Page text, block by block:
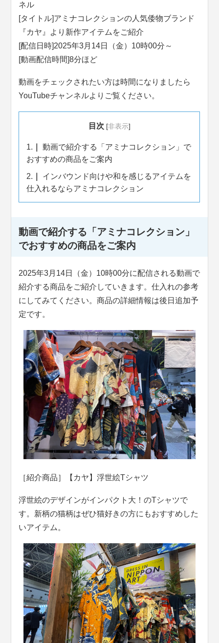
ネル
[タイトル]アミナコレクションの人気倭物ブランド
『カヤ』より新作アイテムをご紹介
[配信日時]2025年3月14日（金）10時00分～
[動画配信時間]8分ほど
動画をチェックされたい方は時間になりましたら
YouTubeチャンネルよりご覧ください。
目次 [非表示]
1.
動画で紹介する「アミナコレクション」で
おすすめの商品をご案内
2.
インバウンド向けや和を感じるアイテムを
仕入れるならアミナコレクション
動画で紹介する「アミナコレクション」
でおすすめの商品をご案内
2025年3月14日（金）10時00分に配信される動画で
紹介する商品をご紹介していきます。仕入れの参考
にしてみてください。商品の詳細情報は後日追加予
定です。
［紹介商品］【カヤ】浮世絵Tシャツ
浮世絵のデザインがインパクト大！のTシャツで
す。新柄の猫柄はぜひ猫好きの方にもおすすめした
いアイテム。